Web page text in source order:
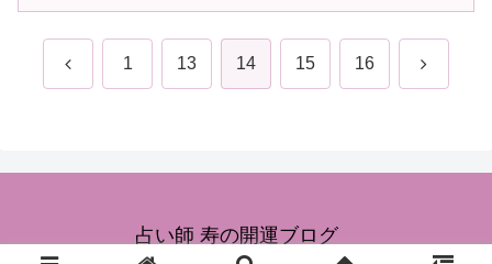
前 1 13 14 15 16 次
占い師 寿の開運ブログ